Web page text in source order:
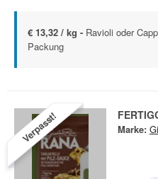
€ 13,32 / kg - Ravioli oder
Packung
Verpasst! Marke: